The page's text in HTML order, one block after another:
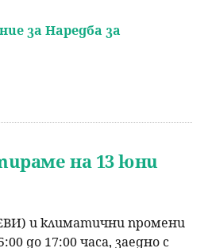
за Наредба за
на 13 юни
и климатични промени
до 17:00 часа, заедно с